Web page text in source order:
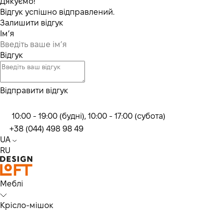
Відгук успішно відправлений.
Залишити відгук
Ім’я
Відгук
Відправити відгук
10:00 - 19:00 (будні), 10:00 - 17:00 (субота)
+38 (044) 498 98 49
UA
RU
Меблі
Крісло-мішок